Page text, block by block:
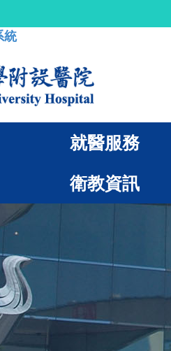
統
就醫服務
衛教資訊